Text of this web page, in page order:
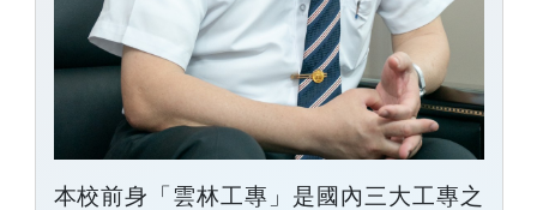
本校前身「雲林工專」是國內三大工專之